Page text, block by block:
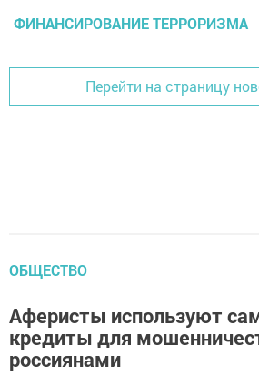
ФИНАНСИРОВАНИЕ ТЕРРОРИЗМА
Перейти на страницу
ОБЩЕСТВО
Аферисты используют
кредиты для
россиянами